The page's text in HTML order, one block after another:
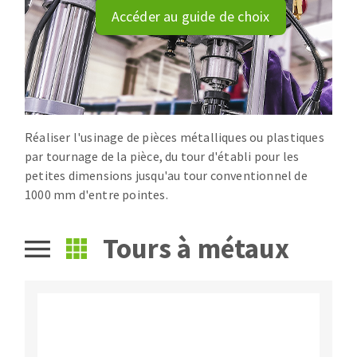
Disques fibre
Roues à lamelles
Meules sur tige
Brosses
Meules de tourets
Feutres à polir
Bandes sans fin
Rouleaux d'atelier
NETTOYAGE
Aspirateurs
MACHINES POUR LE TRAVAIL DU MÉTAL
Tronçonneuses
Accéder au guide de choix
Réaliser l'usinage de pièces métalliques ou plastiques
par tournage de la pièce, du tour d'établi pour les
petites dimensions jusqu'au tour conventionnel de
1000 mm d'entre pointes.
Tours à métaux